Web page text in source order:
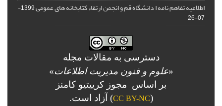
اطلاعیه تفاهم نامه ا دانشگاه قم و انجمن ارتقاء کتابخانه های عمومی
1399-
07-26
دسترسی به مقالات مجله
«علوم و فنون مدیریت اطلاعات»
بر اساس مجوز کرییتیو کامنز
(
CC BY-NC) آزاد است.